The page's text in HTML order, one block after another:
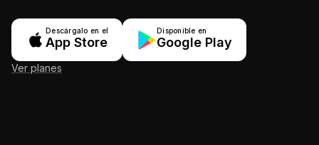
Descárgalo en el
App Store
Disponible en
Google Play
Ver planes